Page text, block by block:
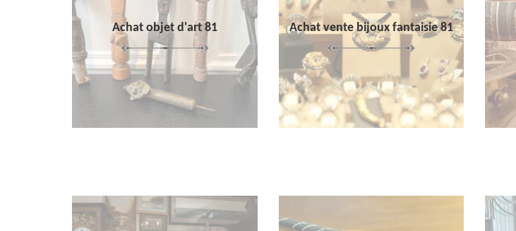
Achat objet d'art 81 Achat vente bijoux fantaisie 81